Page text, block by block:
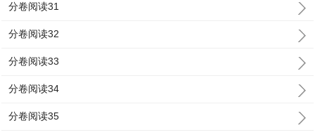
分卷阅读31
分卷阅读32
分卷阅读33
分卷阅读34
分卷阅读35